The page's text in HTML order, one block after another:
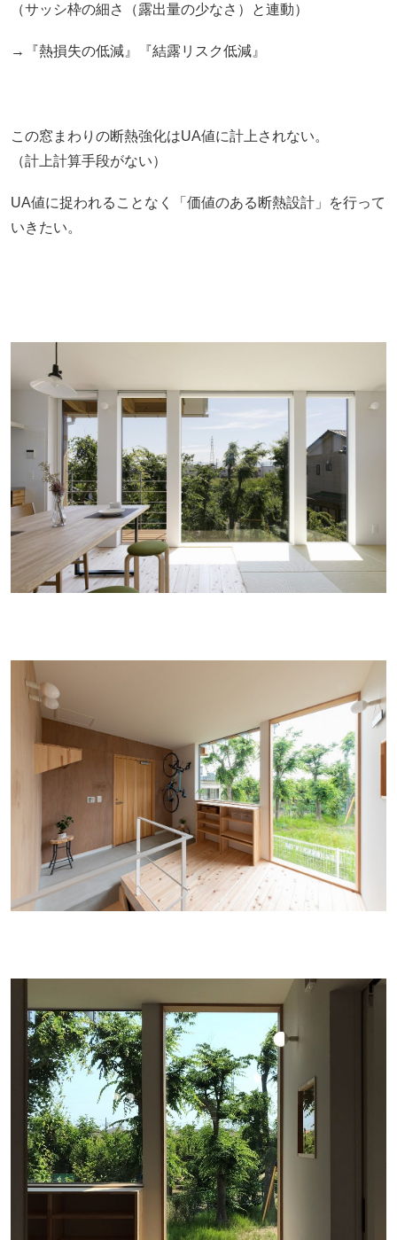
（サッシ枠の細さ（露出量の少なさ）と連動）
→『熱損失の低減』『結露リスク低減』
この窓まわりの断熱強化はUA値に計上されない。
（計上計算手段がない）
UA値に捉われることなく「価値のある断熱設計」を行って
いきたい。